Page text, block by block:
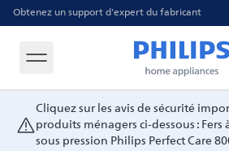
Obtenez un support d'expert du fabricant
Cliquez sur les avis de sécurité
produits ménagers ci-dessous : Fers
sous pression Philips Perfect Care